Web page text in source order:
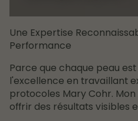
Une Expertise
Performance
Parce que chaque peau
l'excellence en travaillant
protocoles Mary Cohr.
offrir des résultats visibles